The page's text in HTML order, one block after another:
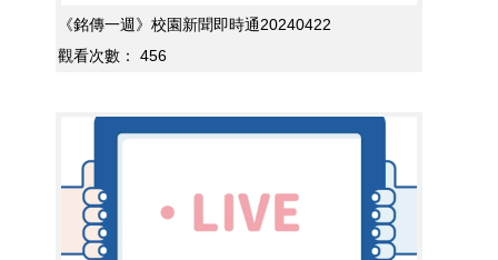
《銘傳一週》校園新聞即時通20240422
觀看次數：
456